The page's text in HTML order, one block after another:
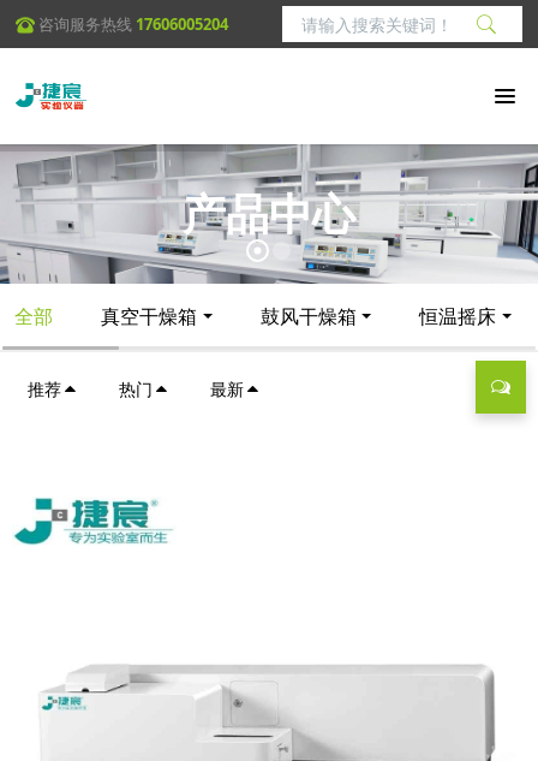
咨询服务热线 17606005204
产品中心
全部 真空干燥箱 鼓风干燥箱 恒温摇床
推荐 热门 最新